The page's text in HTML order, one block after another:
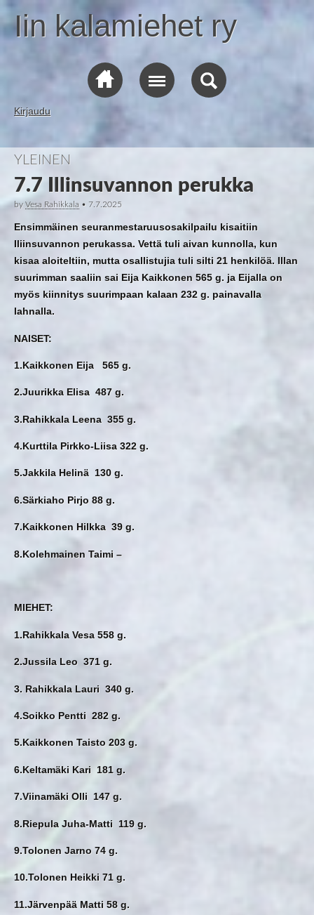
Iin kalamiehet ry
Kirjaudu
YLEINEN
7.7 Illinsuvannon perukka
by Vesa Rahikkala • 7.7.2025
Ensimmäinen seuranmestaruusosakilpailu kisaitiin
Iliinsuvannon perukassa. Vettä tuli aivan kunnolla, kun
kisaa aloiteltiin, mutta osallistujia tuli silti 21 henkilöä. Illan
suurimman saaliin sai Eija Kaikkonen 565 g. ja Eijalla on
myös kiinnitys suurimpaan kalaan 232 g. painavalla
lahnalla.
NAISET:
1.Kaikkonen Eija 565 g.
2.Juurikka Elisa 487 g.
3.Rahikkala Leena 355 g.
4.Kurttila Pirkko-Liisa 322 g.
5.Jakkila Helinä 130 g.
6.Särkiaho Pirjo 88 g.
7.Kaikkonen Hilkka 39 g.
8.Kolehmainen Taimi –
MIEHET:
1.Rahikkala Vesa 558 g.
2.Jussila Leo 371 g.
3. Rahikkala Lauri 340 g.
4.Soikko Pentti 282 g.
5.Kaikkonen Taisto 203 g.
6.Keltamäki Kari 181 g.
7.Viinamäki Olli 147 g.
8.Riepula Juha-Matti 119 g.
9.Tolonen Jarno 74 g.
10.Tolonen Heikki 71 g.
11.Järvenpää Matti 58 g.